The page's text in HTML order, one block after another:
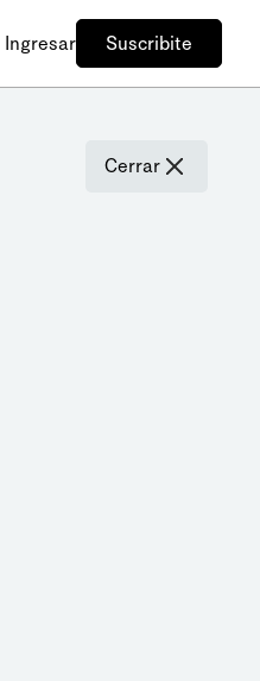
Ingresar Suscribite
Cerrar